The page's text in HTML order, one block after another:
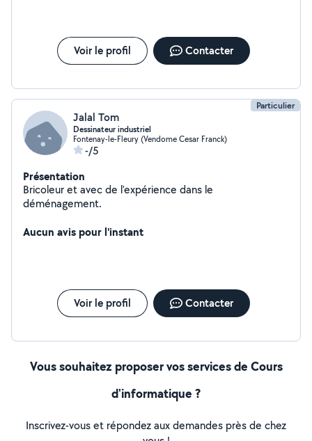
Voir le profil Contacter
Particulier
Jalal Tom
Dessinateur industriel
Fontenay-le-Fleury (Vendome Cesar Franck)
-/5
Présentation
Bricoleur et avec de l'expérience dans le
déménagement.
Aucun avis pour l'instant
Voir le profil Contacter
Vous souhaitez proposer vos services de Cours
d'informatique ?
Inscrivez-vous et répondez aux demandes près de chez